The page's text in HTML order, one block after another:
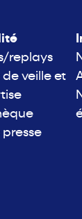
replays
veille et